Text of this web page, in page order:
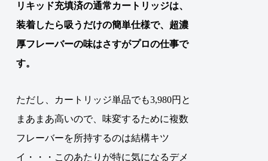
リキッド充填済の通常カートリッジは、
装着したら吸うだけの簡単仕様で、超濃
厚フレーバーの味はさすがプロの仕事で
す。
ただし、カートリッジ単品でも3,980円と
まあまあ高いので、味変するために複数
フレーバーを所持するのは結構キツ
イ・・・このあたりが特に気になるデメ